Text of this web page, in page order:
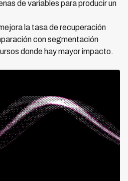
de variables para producir un
la tasa de recuperación
con segmentación
donde hay mayor impacto.